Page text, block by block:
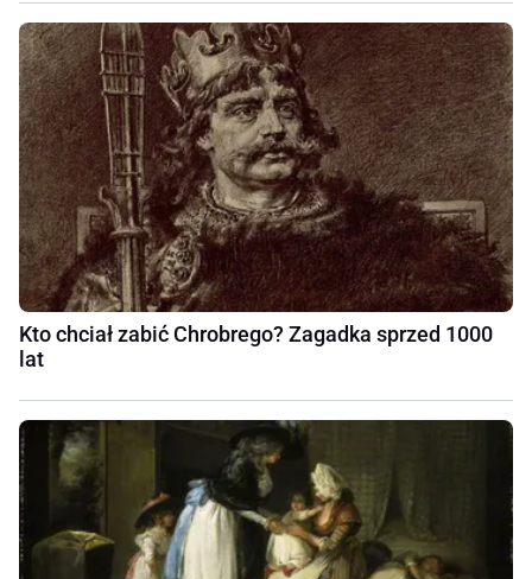
Kto chciał zabić Chrobrego? Zagadka sprzed 1000
lat